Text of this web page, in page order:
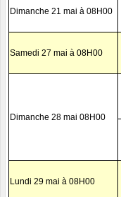
Dimanche 21 mai à 08H00
Samedi 27 mai à 08H00
Dimanche 28 mai 08H00
Lundi 29 mai à 08H00